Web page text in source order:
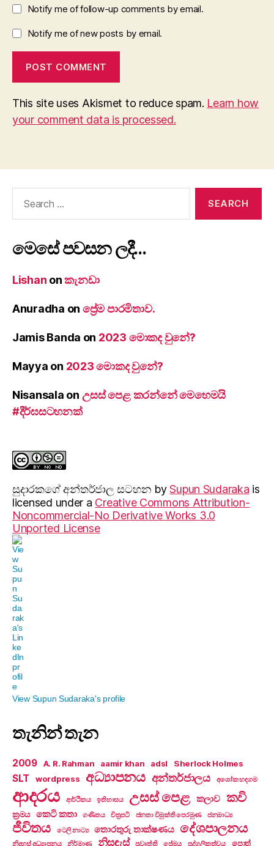
Notify me of follow-up comments by email.
Notify me of new posts by email.
This site uses Akismet to reduce spam. Learn how
your comment data is processed.
මෙසේ පවසන ලදී…
Lishan onකැනඩා
Anuradha on ප්‍රේම පාරමිතාව.
Jamis Banda on 2023 මොකද වුනේ?
Mayya on 2023 මොකද වුනේ?
Nisansala on උසස් පෙළ කරන්නේ මෙහෙමයි
#දීර්ඝසටහනක්
සුදාරක‍ගේ අන්තර්ජාල සටහන bySupun Sudaraka is
licensed under a Creative Commons Attribution-
Noncommercial-No Derivative Works 3.0
Unported License
View Supun Sudaraka's profile
තැනින් තැන
2009 A. R. Rahman aamir khan adsl Sherlock Holmes
SLT wordpress අධ්‍යාපනය අන්තර්ජාලය අශෝක හඳගම
ආදරය ආර්ථිකය ඉතිහාසය උසස් පෙළ කලාව කවි
ක්‍රමය කෙටි කතා ගණිතය චිත්‍රපටි ජනතා විමුක්ති පෙරමුණ ජනමාධ්‍ය
ජීවිතය ටෙලි නාට්‍ය තොරතුරු තාක්ෂණය දේශපාලනය
නිදහස් අධ්‍යාපනය නිර්මාණ නිසඳැස් ප්‍රවෘත්ති ප්‍රේමය පුද්ගලිකත්වය පොත්